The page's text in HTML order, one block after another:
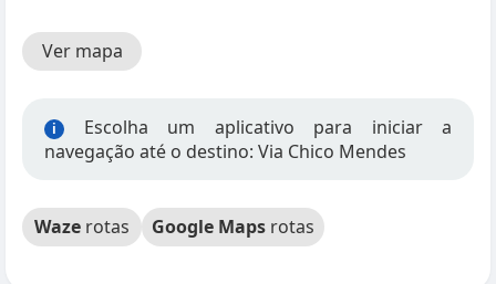
Ver mapa
i
Escolha um aplicativo para iniciar a
navegação até o destino: Via Chico Mendes
Waze rotas Google Maps rotas